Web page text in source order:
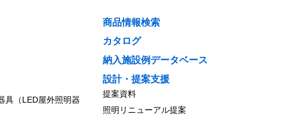
具（LED屋外照明器
商品情報検索
カタログ
納入施設例データベース
設計・提案支援
提案資料
照明リニューアル提案